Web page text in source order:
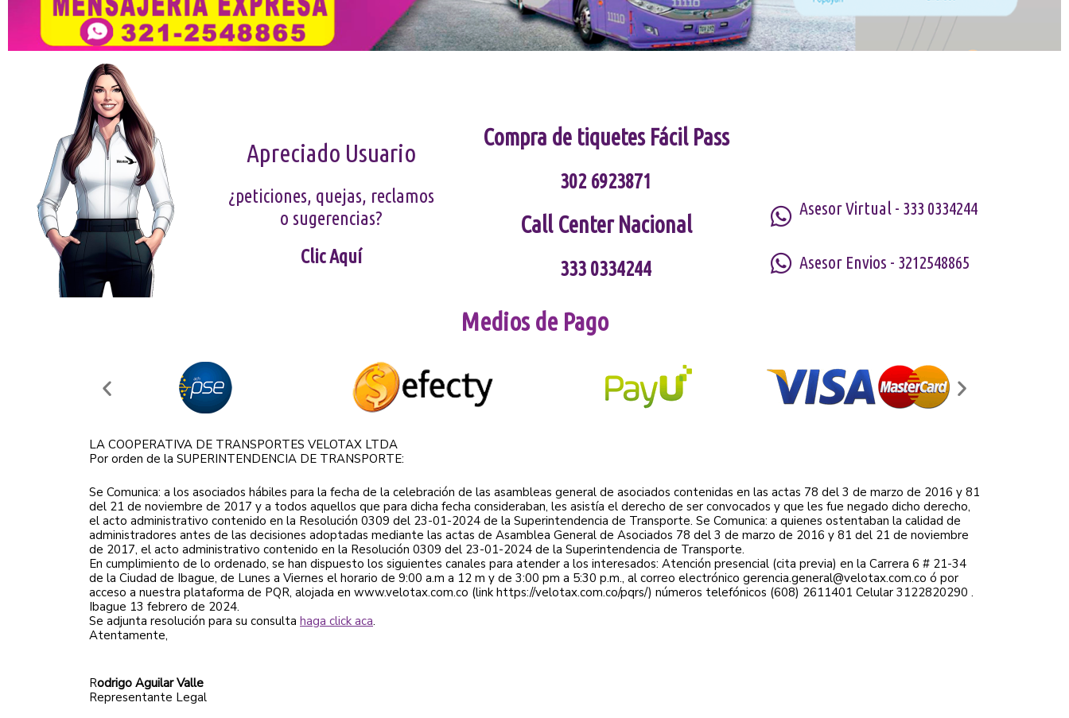
Apreciado Usuario
¿peticiones, quejas, reclamos
o sugerencias?
Clic Aquí
Compra de tiquetes Fácil Pass
302 6923871
Call Center Nacional
333 0334244
Asesor Virtual - 333 0334244
Asesor Envios - 3212548865
Medios de Pago
LA COOPERATIVA DE TRANSPORTES VELOTAX LTDA
Por orden de la SUPERINTENDENCIA DE TRANSPORTE:
Se Comunica: a los asociados hábiles para la fecha de la celebración de las asambleas general de asociados contenidas en las actas 78 del 3 de marzo de 2016 y 81
del 21 de noviembre de 2017 y a todos aquellos que para dicha fecha consideraban, les asistía el derecho de ser convocados y que les fue negado dicho derecho,
el acto administrativo contenido en la Resolución 0309 del 23-01-2024 de la Superintendencia de Transporte. Se Comunica: a quienes ostentaban la calidad de
administradores antes de las decisiones adoptadas mediante las actas de Asamblea General de Asociados 78 del 3 de marzo de 2016 y 81 del 21 de noviembre
de 2017, el acto administrativo contenido en la Resolución 0309 del 23-01-2024 de la Superintendencia de Transporte.
En cumplimiento de lo ordenado, se han dispuesto los siguientes canales para atender a los interesados: Atención presencial (cita previa) en la Carrera 6 # 21-34
de la Ciudad de Ibague, de Lunes a Viernes el horario de 9:00 a.m a 12 m y de 3:00 pm a 5:30 p.m., al correo electrónico gerencia.general@velotax.com.co ó por
acceso a nuestra plataforma de PQR, alojada en www.velotax.com.co (link https://velotax.com.co/pqrs/) números telefónicos (608) 2611401 Celular 3122820290 .
Ibague 13 febrero de 2024.
Se adjunta resolución para su consulta haga click aca.
Atentamente,
Rodrigo AguilarValle
Representante Legal